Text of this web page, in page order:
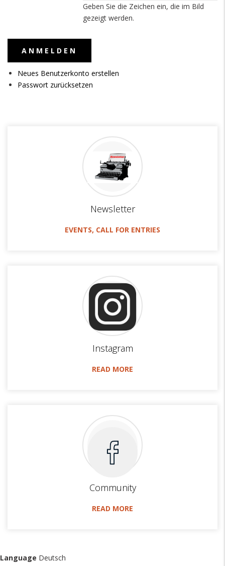
Geben Sie die Zeichen ein, die im Bild
gezeigt werden.
Neues Benutzerkonto erstellen
Passwort zurücksetzen
Newsletter
EVENTS, CALL FOR ENTRIES
Instagram
READ MORE
Community
READ MORE
Language Deutsch